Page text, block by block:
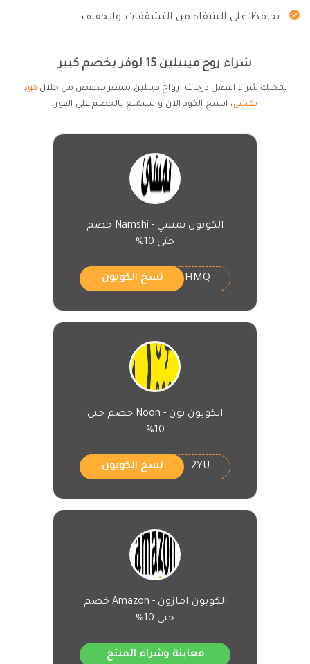
يحافظ على الشفاه من التشققات والجفاف.
شراء روج ميبيلين 15 لوفر بخصم كبير
يمكنكِ شراء افضل درجات ارواج ميبلين بسعر مخفض من خلال كود
نمشي، انسخِ الكود الآن واستمتعِ بالخصم على الفور.
الكوبون نمشي - Namshi خصم
حتى 10%
HMQ نسخ الكوبون
الكوبون نون - Noon خصم حتى
10%
2YU نسخ الكوبون
الكوبون امازون - Amazon خصم
حتى 10%
معاينة وشراء المنتج